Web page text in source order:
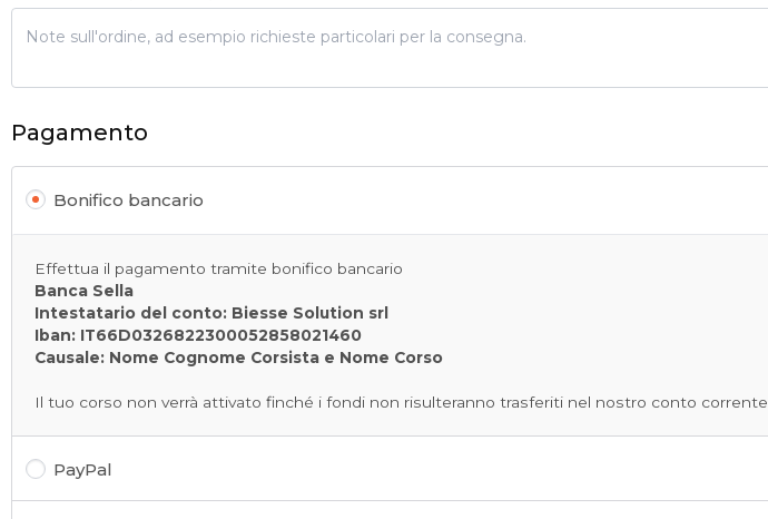
Pagamento
Bonifico bancario
Effettua il pagamento tramite bonifico bancario
Banca Sella
Intestatario del conto: Biesse Solution srl
Iban: IT66D0326822300052858021460
Causale: Nome Cognome Corsista e Nome Corso
Il tuo corso non verrà attivato finché i fondi non risulteranno trasferiti nel nostro conto corrente.
PayPal